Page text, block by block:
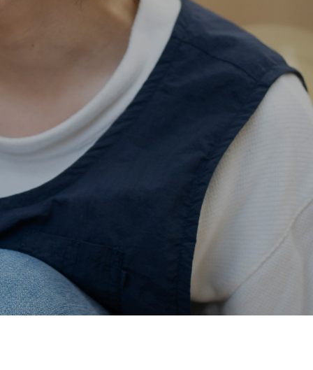
れ、厚生労働省の 【えるぼし認定(☆☆)】 を受けまし